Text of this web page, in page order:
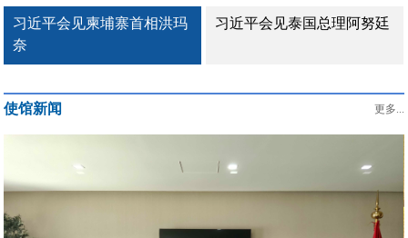
习近平会见柬埔寨首相洪玛
奈
习近平会见泰国总理阿努廷
使馆新闻 更多...